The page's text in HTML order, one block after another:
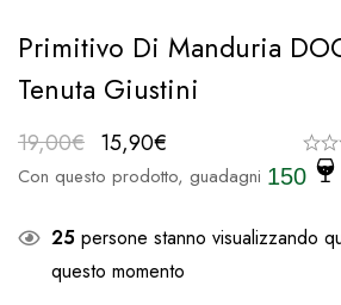
Primitivo Di Manduria
Tenuta Giustini
19,00€ 15,90€
Con questo prodotto, guadagni 150
25 persone stanno visualizzando
questo momento